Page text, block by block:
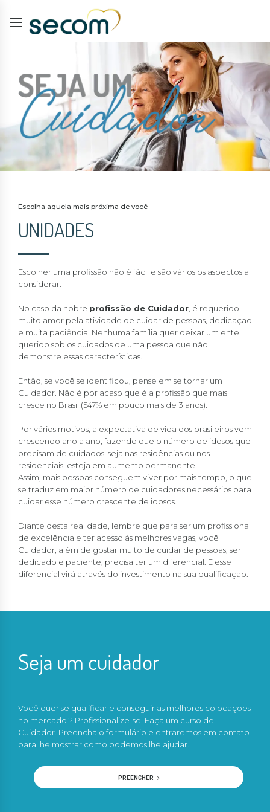
Escolha aquela mais próxima de você
UNIDADES
Escolher uma profissão não é fácil e são vários os aspectos a
considerar.
No caso da nobre profissão de Cuidador , é requerido
muito amor pela atividade de cuidar de pessoas, dedicação
e muita paciência. Nenhuma família quer deixar um ente
querido sob os cuidados de uma pessoa que não
demonstre essas características.
Então, se você se identificou, pense em se tornar um
Cuidador. Não é por acaso que é a profissão que mais
cresce no Brasil (547% em pouco mais de 3 anos).
Por vários motivos, a expectativa de vida dos brasileiros vem
crescendo ano a ano, fazendo que o número de idosos que
precisam de cuidados, seja nas residências ou nos
residenciais, esteja em aumento permanente.
Assim, mais pessoas conseguem viver por mais tempo, o que
se traduz em maior número de cuidadores necessários para
cuidar esse número crescente de idosos.
Diante desta realidade, lembre que para ser um profissional
de excelência e ter acesso às melhores vagas, você
Cuidador, além de gostar muito de cuidar de pessoas, ser
dedicado e paciente, precisa ter um diferencial. E esse
diferencial virá através do investimento na sua qualificação.
Seja um cuidador
Você quer se qualificar e conseguir as melhores colocações
no mercado ? Profissionalize-se. Faça um curso de
Cuidador. Preencha o formulário e entraremos em contato
para lhe mostrar como podemos lhe ajudar.
PREENCHER